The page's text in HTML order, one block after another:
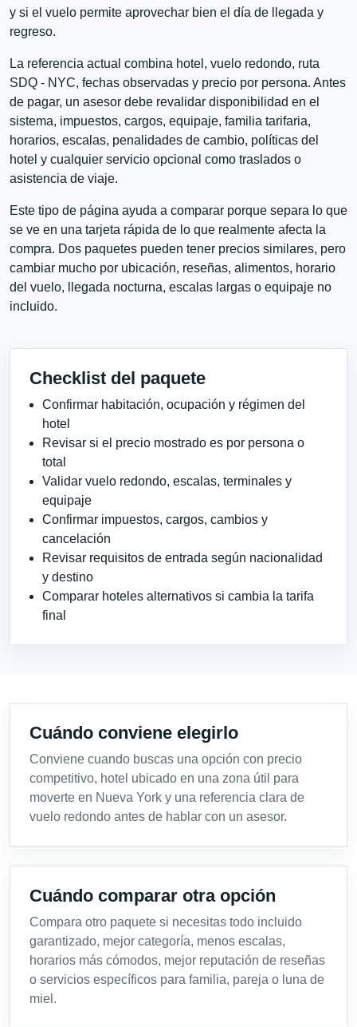
y si el vuelo permite aprovechar bien el día de llegada y
regreso.
La referencia actual combina hotel, vuelo redondo, ruta
SDQ - NYC, fechas observadas y precio por persona. Antes
de pagar, un asesor debe revalidar disponibilidad en el
sistema, impuestos, cargos, equipaje, familia tarifaria,
horarios, escalas, penalidades de cambio, políticas del
hotel y cualquier servicio opcional como traslados o
asistencia de viaje.
Este tipo de página ayuda a comparar porque separa lo que
se ve en una tarjeta rápida de lo que realmente afecta la
compra. Dos paquetes pueden tener precios similares, pero
cambiar mucho por ubicación, reseñas, alimentos, horario
del vuelo, llegada nocturna, escalas largas o equipaje no
incluido.
Checklist del paquete
Confirmar habitación, ocupación y régimen del
hotel
Revisar si el precio mostrado es por persona o
total
Validar vuelo redondo, escalas, terminales y
equipaje
Confirmar impuestos, cargos, cambios y
cancelación
Revisar requisitos de entrada según nacionalidad
y destino
Comparar hoteles alternativos si cambia la tarifa
final
Cuándo conviene elegirlo
Conviene cuando buscas una opción con precio
competitivo, hotel ubicado en una zona útil para
moverte en Nueva York y una referencia clara de
vuelo redondo antes de hablar con un asesor.
Cuándo comparar otra opción
Compara otro paquete si necesitas todo incluido
garantizado, mejor categoría, menos escalas,
horarios más cómodos, mejor reputación de reseñas
o servicios específicos para familia, pareja o luna de
miel.